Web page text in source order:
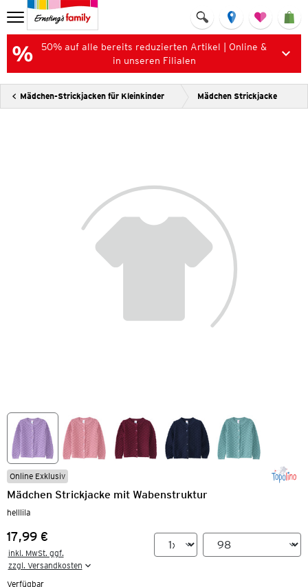
50% auf alle bereits reduzierten Artikel | Online &
in unseren Filialen
Mädchen-Strickjacken für Kleinkinder Mädchen Strickjacke
Online Exklusiv
Mädchen Strickjacke mit Wabenstruktur
helllila
Preis:
17,99 €
inkl. MwSt. ggf.
zzgl. Versandkosten
Verfügbar